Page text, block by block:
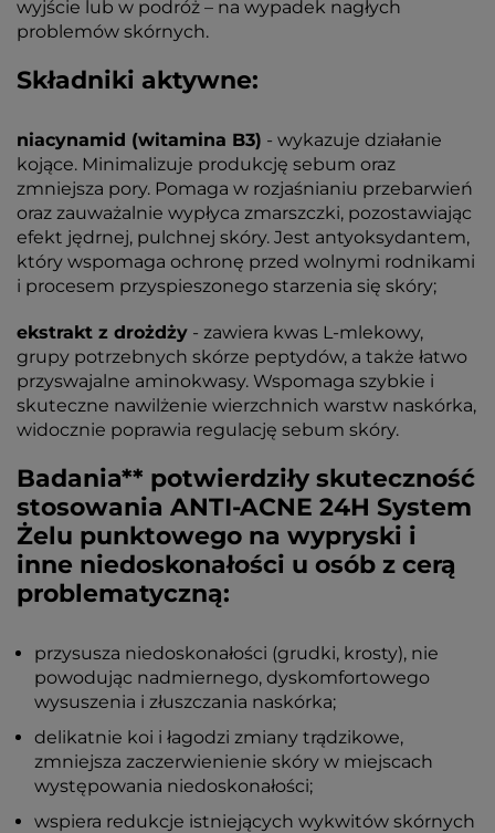
wyjście lub w podróż – na wypadek nagłych
problemów skórnych.
Składniki aktywne:
niacynamid (witamina B3) - wykazuje działanie
kojące. Minimalizuje produkcję sebum oraz
zmniejsza pory. Pomaga w rozjaśnianiu przebarwień
oraz zauważalnie wypłyca zmarszczki, pozostawiając
efekt jędrnej, pulchnej skóry. Jest antyoksydantem,
który wspomaga ochronę przed wolnymi rodnikami
i procesem przyspieszonego starzenia się skóry;
ekstrakt z drożdży - zawiera kwas L-mlekowy,
grupy potrzebnych skórze peptydów, a także łatwo
przyswajalne aminokwasy. Wspomaga szybkie i
skuteczne nawilżenie wierzchnich warstw naskórka,
widocznie poprawia regulację sebum skóry.
Badania** potwierdziły skuteczność
stosowania ANTI-ACNE 24H System
Żelu punktowego na wypryski i
inne niedoskonałości u osób z cerą
problematyczną:
przysusza niedoskonałości (grudki, krosty), nie
powodując nadmiernego, dyskomfortowego
wysuszenia i złuszczania naskórka;
delikatnie koi i łagodzi zmiany trądzikowe,
zmniejsza zaczerwienienie skóry w miejscach
występowania niedoskonałości;
wspiera redukcje istniejących wykwitów skórnych